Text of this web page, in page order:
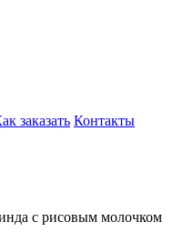
заказать Контакты
с рисовым молочком